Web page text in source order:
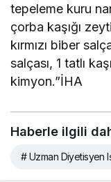
tepeleme kuru
çorba kaşığı
kırmızı biber
salçası, 1 tatlı
kimyon.”İHA
Haberle ilgili
# Uzman Diyetisyen